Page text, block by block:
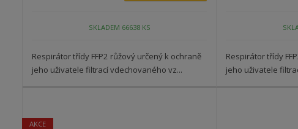
SKLADEM 66638 KS
Respirátor třídy FFP2 růžový určený k ochraně
jeho uživatele filtrací vdechovaného vz...
Respirátor třídy
jeho uživatele
AKCE